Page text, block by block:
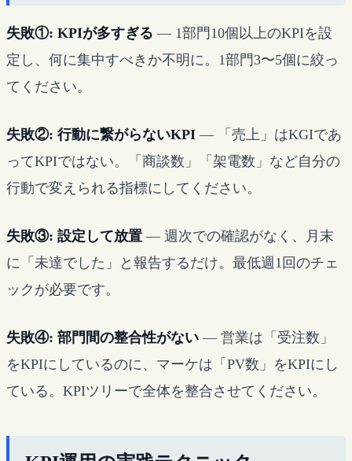
失敗①: KPIが多すぎる — 1部門10個以上のKPIを設
定し、何に集中すべきか不明に。1部門3〜5個に絞っ
てください。
失敗②: 行動に繋がらないKPI — 「売上」はKGIであ
ってKPIではない。「商談数」「架電数」など自分の
行動で変えられる指標にしてください。
失敗③: 設定して放置 — 週次での確認がなく、月末
に「未達でした」と報告するだけ。最低週1回のチェ
ックが必要です。
失敗④: 部門間の整合性がない — 営業は「受注数」
をKPIにしているのに、マーケは「PV数」をKPIにし
ている。KPIツリーで全体を整合させてください。